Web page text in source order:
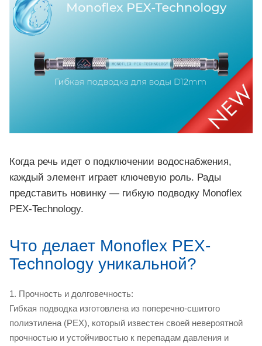
Когда речь идет о подключении водоснабжения,
каждый элемент играет ключевую роль. Рады
представить новинку — гибкую подводку Monoflex
PEX-Technology.
Что делает Monoflex PEX-
Technology уникальной?
1. Прочность и долговечность:
Гибкая подводка изготовлена из поперечно-сшитого
полиэтилена (PEX), который известен своей невероятной
прочностью и устойчивостью к перепадам давления и